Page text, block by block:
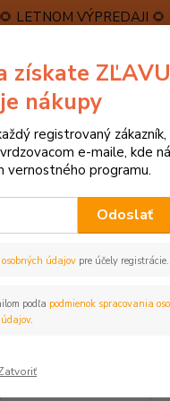
LETNOM VÝPREDAJI
zľavy až do výšky
👉VRÁTENIE TOVARU👈
Hľadať
puzzle Farma
puzzle
získate
nákupy
registrovaný
e-maile, kde
vernostného programu.
Odoslať
údajovpre účely registrácie.
podľa podmienok spracovania
údajov.